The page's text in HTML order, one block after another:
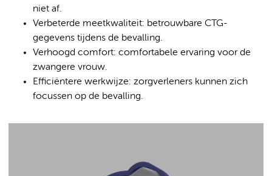
niet af.
Verbeterde meetkwaliteit: betrouwbare CTG-
gegevens tijdens de bevalling.
Verhoogd comfort: comfortabele ervaring voor de
zwangere vrouw.
Efficiëntere werkwijze: zorgverleners kunnen zich
focussen op de bevalling.